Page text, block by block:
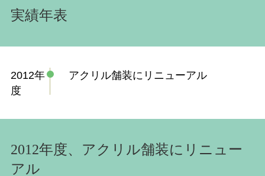
実績年表
2012年
度
アクリル舗装にリニューアル
2012年度、アクリル舗装にリニュー
アル